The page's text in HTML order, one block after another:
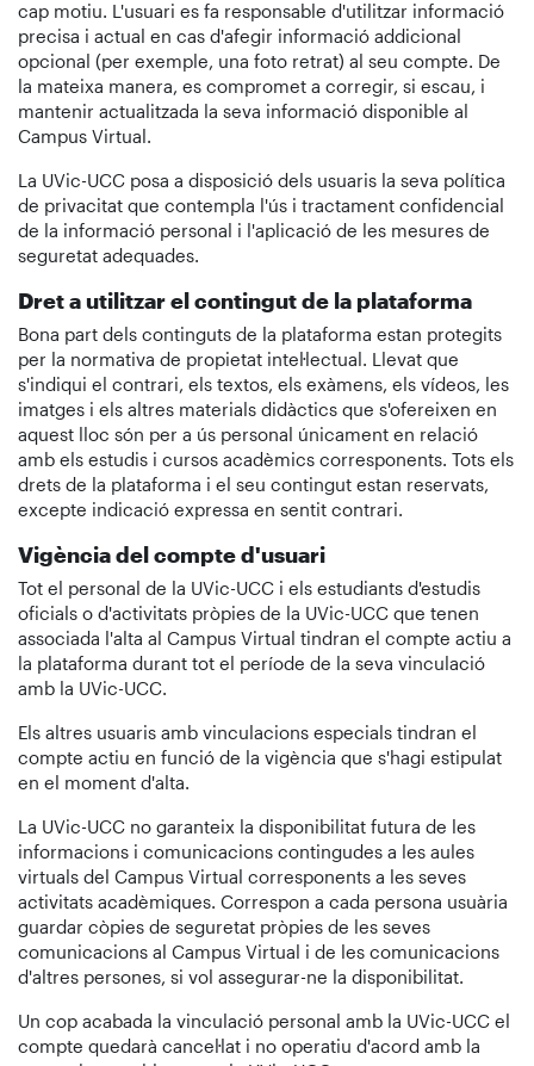
cap motiu. L'usuari es fa responsable d'utilitzar informació
precisa i actual en cas d'afegir informació addicional
opcional (per exemple, una foto retrat) al seu compte. De
la mateixa manera, es compromet a corregir, si escau, i
mantenir actualitzada la seva informació disponible al
Campus Virtual.
La UVic-UCC posa a disposició dels usuaris la seva política
de privacitat que contempla l'ús i tractament confidencial
de la informació personal i l'aplicació de les mesures de
seguretat adequades.
Dret a utilitzar el contingut de la plataforma
Bona part dels continguts de la plataforma estan protegits
per la normativa de propietat intel·lectual. Llevat que
s'indiqui el contrari, els textos, els exàmens, els vídeos, les
imatges i els altres materials didàctics que s'ofereixen en
aquest lloc són per a ús personal únicament en relació
amb els estudis i cursos acadèmics corresponents. Tots els
drets de la plataforma i el seu contingut estan reservats,
excepte indicació expressa en sentit contrari.
Vigència del compte d'usuari
Tot el personal de la UVic-UCC i els estudiants d'estudis
oficials o d'activitats pròpies de la UVic-UCC que tenen
associada l'alta al Campus Virtual tindran el compte actiu a
la plataforma durant tot el període de la seva vinculació
amb la UVic-UCC.
Els altres usuaris amb vinculacions especials tindran el
compte actiu en funció de la vigència que s'hagi estipulat
en el moment d'alta.
La UVic-UCC no garanteix la disponibilitat futura de les
informacions i comunicacions contingudes a les aules
virtuals del Campus Virtual corresponents a les seves
activitats acadèmiques. Correspon a cada persona usuària
guardar còpies de seguretat pròpies de les seves
comunicacions al Campus Virtual i de les comunicacions
d'altres persones, si vol assegurar-ne la disponibilitat.
Un cop acabada la vinculació personal amb la UVic-UCC el
compte quedarà cancel·lat i no operatiu d'acord amb la